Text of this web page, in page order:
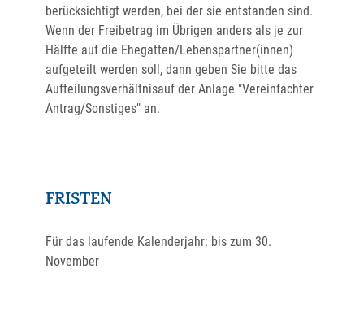
berücksichtigt werden, bei der sie entstanden sind.
Wenn der Freibetrag im Übrigen anders als je zur
Hälfte auf die Ehegatten/Lebenspartner(innen)
aufgeteilt werden soll, dann geben Sie bitte das
Aufteilungsverhältnisauf der Anlage "Vereinfachter
Antrag/Sonstiges" an.
FRISTEN
Für das laufende Kalenderjahr: bis zum 30.
November